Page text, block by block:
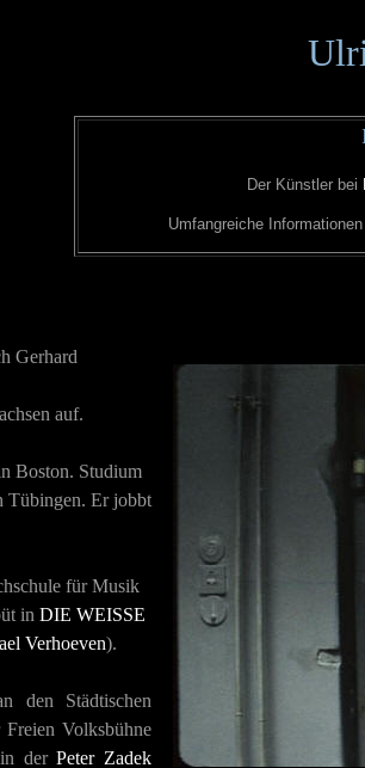
Der Künstler bei
Umfangreiche Informationen
Gerhard
auf.
Boston. Studium
Tübingen. Er jobbt
für Musik
in DIE WEISSE R
Verhoeven).
den Städtischen
Volksbühne
in derPeter Zadek